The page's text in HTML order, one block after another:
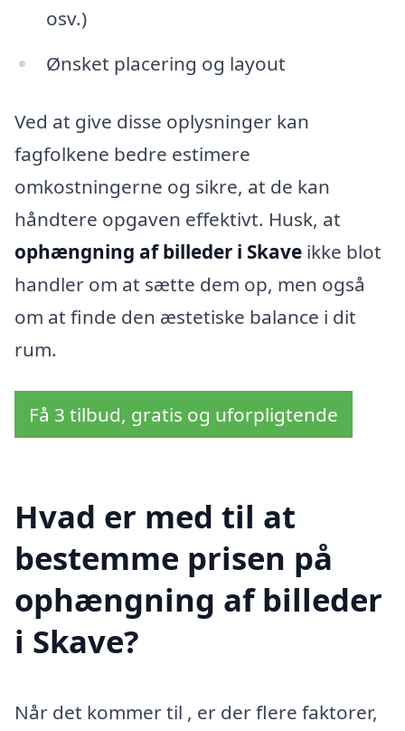
osv.)
Ønsket placering og layout
Ved at give disse oplysninger kan
fagfolkene bedre estimere
omkostningerne og sikre, at de kan
håndtere opgaven effektivt. Husk, at
ophængning af billeder i Skave ikke blot
handler om at sætte dem op, men også
om at finde den æstetiske balance i dit
rum.
Få 3 tilbud, gratis og uforpligtende
Hvad er med til at
bestemme prisen på
ophængning af billeder
i Skave?
Når det kommer til , er der flere faktorer,